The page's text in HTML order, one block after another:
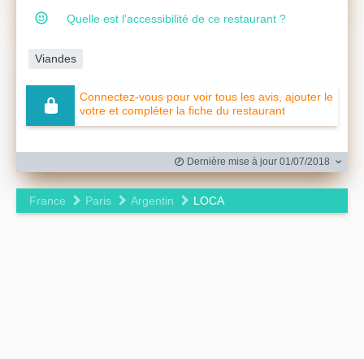
Quelle est l'accessibilité de ce restaurant ?
Viandes
Connectez-vous pour voir tous les avis, ajouter le
votre et compléter la fiche du restaurant
Dernière mise à jour 01/07/2018
France Paris Argentin LOCA